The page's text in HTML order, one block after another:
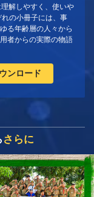
解しやすく、使いや
の小冊子には、事
る年齢層の人々から
者からの実際の物語
ンロード
さらに